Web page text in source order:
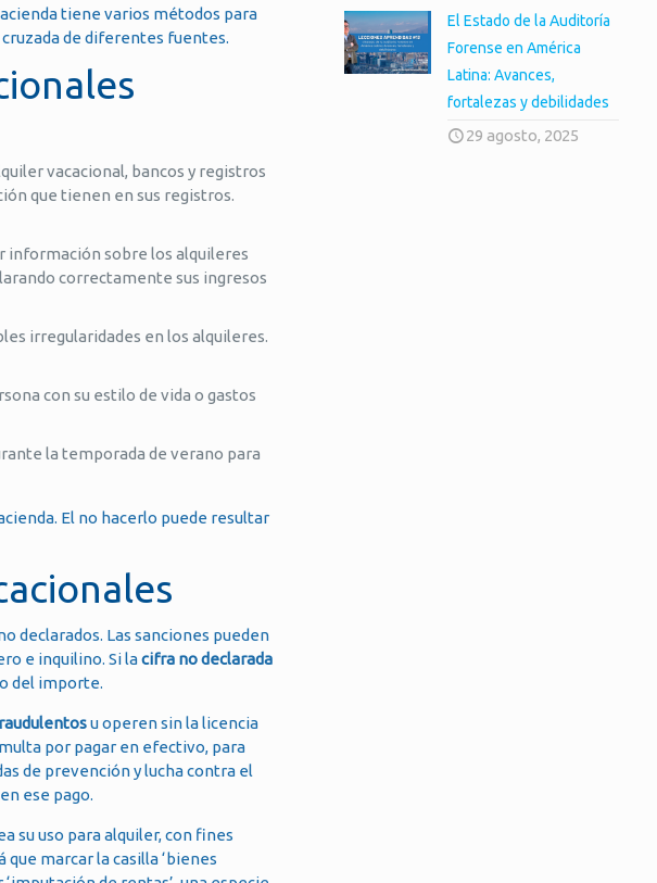
tiene varios métodos para
de diferentes fuentes.
vacacional, bancos y registros
que tienen en sus registros.
información sobre los alquileres
correctamente sus ingresos
irregularidades en los alquileres.
con su estilo de vida o gastos
la temporada de verano para
El no hacerlo puede resultar
declarados. Las sanciones pueden
e inquilino. Si lacifra no declarada
del importe.
u operen sin la licencia
por pagar en efectivo, para
de prevención y lucha contra el
ese pago.
su uso para alquiler, con fines
marcar la casilla ‘bienes
El Estado de la Auditoría
Forense en América
Latina: Avances,
fortalezas y debilidades
29 agosto, 2025